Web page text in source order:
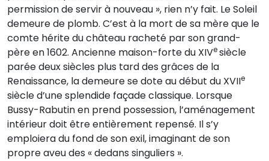
permission de servir à nouveau », rien n’y fait. Le Soleil
demeure de plomb. C’est à la mort de sa mère que le
comte hérite du château racheté par son grand-
père en 1602. Ancienne maison-forte du XIVesiècle
parée deux siècles plus tard des grâces de la
Renaissance, la demeure se dote au début du XVIIe
siècle d’une splendide façade classique. Lorsque
Bussy-Rabutin en prend possession, l’aménagement
intérieur doit être entièrement repensé. Il s’y
emploiera du fond de son exil, imaginant de son
propre aveu des « dedans singuliers ».